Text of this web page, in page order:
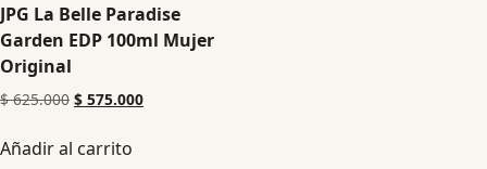
JPG La Belle Paradise
Garden EDP 100ml Mujer
Original
$625.000 $ 575.000
Añadir al carrito